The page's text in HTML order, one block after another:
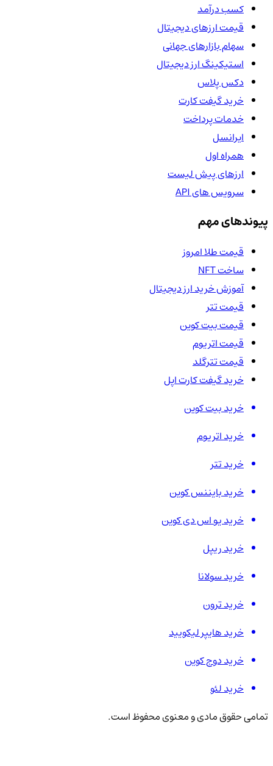
کسب درآمد
قیمت ارزهای دیجیتال
سهام بازارهای جهانی
استیکینگ ارز دیجیتال
دکس پلاس
خرید گیفت کارت
خدمات پرداخت
ایرانسل
همراه اول
ارزهای پیش لیست
سرویس های API
پیوندهای مهم
قیمت طلا امروز
ساخت NFT
آموزش خرید ارز دیجیتال
قیمت تتر
قیمت بیت کوین
قیمت اتریوم
قیمت تترگلد
خرید گیفت کارت اپل
خرید بیت کوین
خرید اتریوم
خرید تتر
خرید بایننس کوین
خرید یو اس دی کوین
خرید ریپل
خرید سولانا
خرید ترون
خرید هایپر لیکویید
خرید دوج کوین
خرید لئو
تمامی حقوق مادی و معنوی محفوظ است.